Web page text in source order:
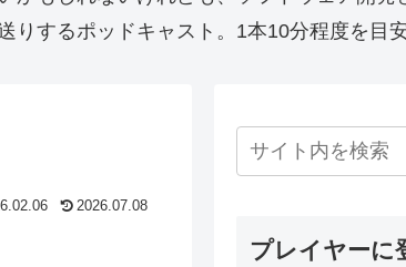
するポッドキャスト。1本10分程度を目
2026.07.08
プレイヤーに